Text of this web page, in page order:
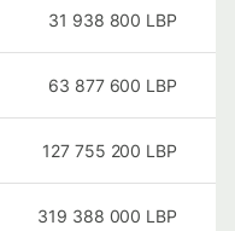
31 938 800 LBP
63 877 600 LBP
127 755 200 LBP
319 388 000 LBP